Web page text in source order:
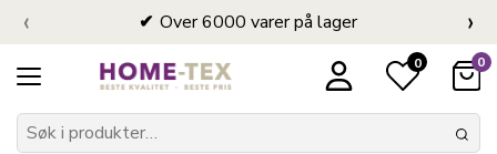
Over 6000 varer på lager
‹ ›
0 0